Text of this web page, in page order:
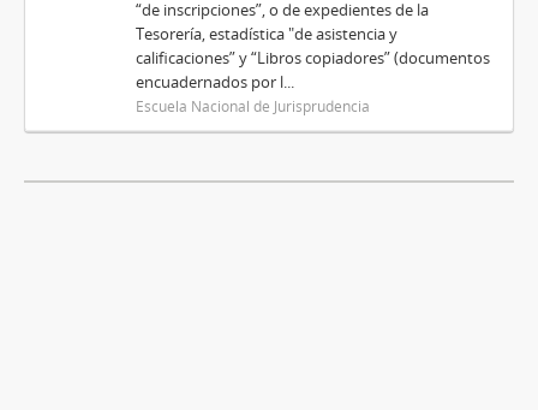
“de inscripciones”, o de expedientes de la
Tesorería, estadística "de asistencia y
calificaciones” y “Libros copiadores” (documentos
encuadernados por l...
Escuela Nacional de Jurisprudencia